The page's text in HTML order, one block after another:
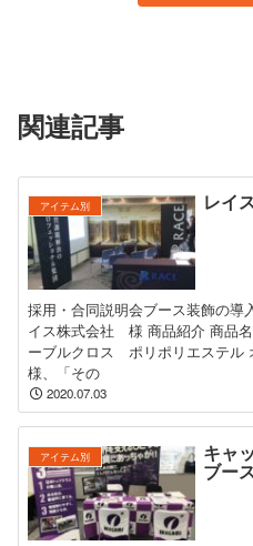
関連記事
アイテム別 レイ
採用・合同説明会ブース装飾の導
イス株式会社 様 商品紹介 商品
ーブルクロス ポリポリエステル
様、「その
2020.07.03
アイテム別 キャ
ブー